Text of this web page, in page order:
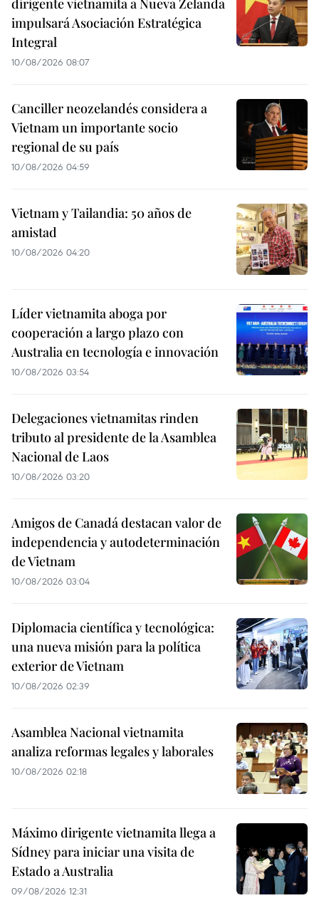
dirigente vietnamita a Nueva Zelanda
impulsará Asociación Estratégica
Integral
10/08/2026 08:07
Canciller neozelandés considera a
Vietnam un importante socio
regional de su país
10/08/2026 04:59
Vietnam y Tailandia: 50 años de
amistad
10/08/2026 04:20
Líder vietnamita aboga por
cooperación a largo plazo con
Australia en tecnología e innovación
10/08/2026 03:54
Delegaciones vietnamitas rinden
tributo al presidente de la Asamblea
Nacional de Laos
10/08/2026 03:20
Amigos de Canadá destacan valor de
independencia y autodeterminación
de Vietnam
10/08/2026 03:04
Diplomacia científica y tecnológica:
una nueva misión para la política
exterior de Vietnam
10/08/2026 02:39
Asamblea Nacional vietnamita
analiza reformas legales y laborales
10/08/2026 02:18
Máximo dirigente vietnamita llega a
Sídney para iniciar una visita de
Estado a Australia
09/08/2026 12:31